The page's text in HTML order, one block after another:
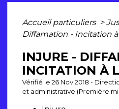
Accueil particuliers >
Diffamation - Incitation
INJURE -
INCITATION À
Vérifié le 26 Nov 2018 -
et administrative (Première